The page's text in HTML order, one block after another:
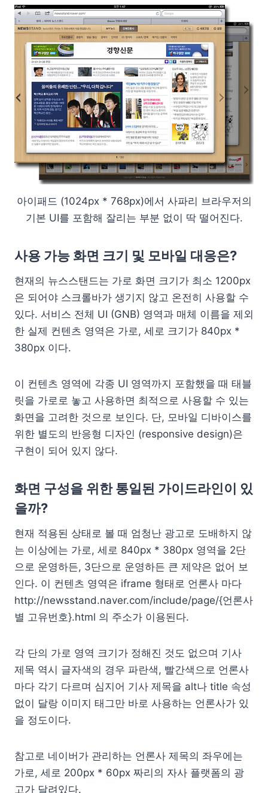
아이패드 (1024px * 768px)에서 사파리 브라우저의
기본 UI를 포함해 잘리는 부분 없이 딱 떨어진다.
사용 가능 화면 크기 및 모바일 대응은?
현재의 뉴스스탠드는 가로 화면 크기가 최소 1200px
은 되어야 스크롤바가 생기지 않고 온전히 사용할 수
있다. 서비스 전체 UI (GNB) 영역과 매체 이름을 제외
한 실제 컨텐츠 영역은 가로, 세로 크기가 840px *
380px 이다.
이 컨텐츠 영역에 각종 UI 영역까지 포함했을 때 태블
릿을 가로로 놓고 사용하면 최적으로 사용할 수 있는
화면을 고려한 것으로 보인다. 단, 모바일 디바이스를
위한 별도의 반응형 디자인 (responsive design)은
구현이 되어 있지 않다.
화면 구성을 위한 통일된 가이드라인이 있
을까?
현재 적용된 상태로 볼 때 엄청난 광고로 도배하지 않
는 이상에는 가로, 세로 840px * 380px 영역을 2단
으로 운영하든, 3단으로 운영하든 큰 제약은 없어 보
인다. 이 컨텐츠 영역은 iframe 형태로 언론사 마다
http://newsstand.naver.com/include/page/{언론사
별 고유번호}.html 의 주소가 이용된다.
각 단의 가로 영역 크기가 정해진 것도 없으며 기사
제목 역시 글자색의 경우 파란색, 빨간색으로 언론사
마다 각기 다르며 심지어 기사 제목을 alt나 title 속성
없이 달랑 이미지 태그만 바로 사용하는 언론사가 있
을 정도이다.
참고로 네이버가 관리하는 언론사 제목의 좌우에는
가로, 세로 200px * 60px 짜리의 자사 플랫폼의 광
고가 달려있다.